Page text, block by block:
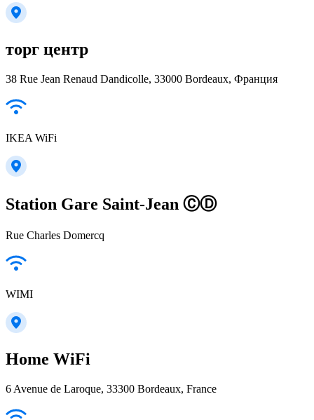
торг центр
38 Rue Jean Renaud Dandicolle, 33000 Bordeaux, Франция
IKEA WiFi
Station Gare Saint-Jean ⒸⒹ
Rue Charles Domercq
WIMI
Home WiFi
6 Avenue de Laroque, 33300 Bordeaux, France